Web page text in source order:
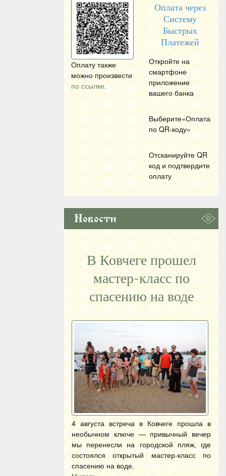
Оплату также
можно произвести
по ссылке.
Оплата через
Систему
Быстрых
Платежей
Откройте на
смартфоне
приложение
вашего банка
Выберите«Оплата
по QR-коду»
Отсканируйте QR
код и подтвердите
оплату
Новости
В Ковчеге прошел
мастер-класс по
спасению на воде
4 августа встреча в Ковчеге прошла в
необычном ключе — привычный вечер
мы перенесли на городской пляж, где
состоялся открытый мастер-класс по
спасению на воде.